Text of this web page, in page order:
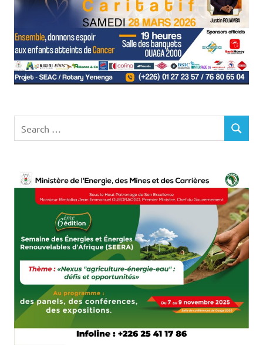
for:
SEARCH